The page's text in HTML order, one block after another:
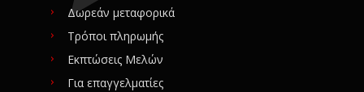
Δωρεάν μεταφορικά
Τρόποι πληρωμής
Εκπτώσεις Μελών
Για επαγγελματίες